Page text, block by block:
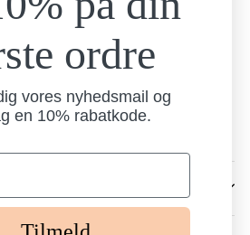
9.00-15.00
9.00-13.00
Nordlundvej 1
7330 Brande
13238006
ordre
vores nyhedsmail og
en 10% rabatkode.